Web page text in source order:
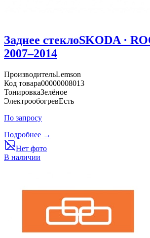
Заднее стеклоSKODA ·
2007–2014
ПроизводительLemson
Код товара00000008013
ТонировкаЗелёное
ЭлектрообогревЕсть
По запросу
Подробнее →
Нет фото
В наличии